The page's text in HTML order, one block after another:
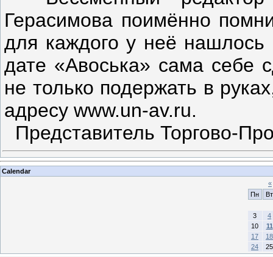
Герасимова поимённо
для каждого у неё
дате «Авоська» сама себе
не только подержать в
адресу www.un-av.ru.
Представитель Торгово-
Calendar
«
Пн
Вт
3
4
10
11
17
18
24
25